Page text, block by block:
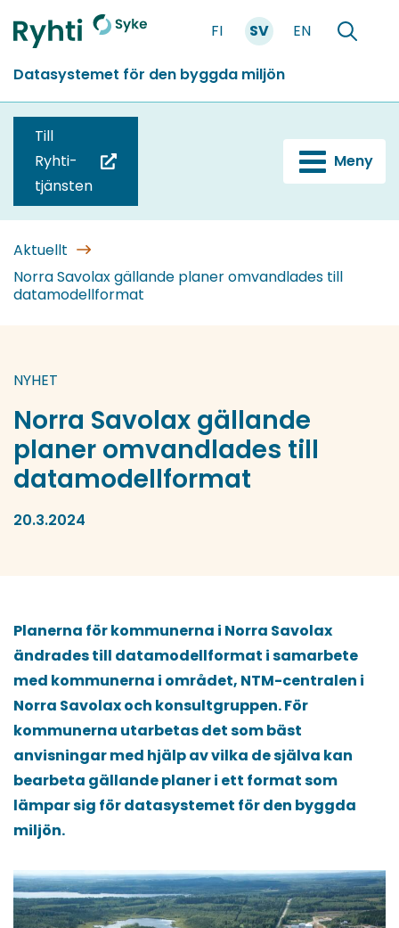
till
Förstasidan
FI SV EN
Söka
Datasystemet för den byggda miljön
Till
Ryhti-
tjänsten
blir
omdirigerad
till
en
annan
Meny
Aktuellt
Norra Savolax gällande planer omvandlades till
datamodellformat
NYHET
Norra Savolax gällande
planer omvandlades till
datamodellformat
20.3.2024
Planerna för kommunerna i Norra Savolax
ändrades till datamodellformat i samarbete
med kommunerna i området, NTM-centralen i
Norra Savolax och konsultgruppen. För
kommunerna utarbetas det som bäst
anvisningar med hjälp av vilka de själva kan
bearbeta gällande planer i ett format som
lämpar sig för datasystemet för den byggda
miljön.